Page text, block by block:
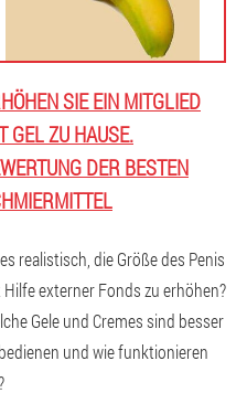
SIE EIN MITGLIED
GEL ZU HAUSE.
DER BESTEN
realistisch, die Größe des Penis
Hilfe externer Fonds zu erhöhen?
Gele und Cremes sind besser
und wie funktionieren